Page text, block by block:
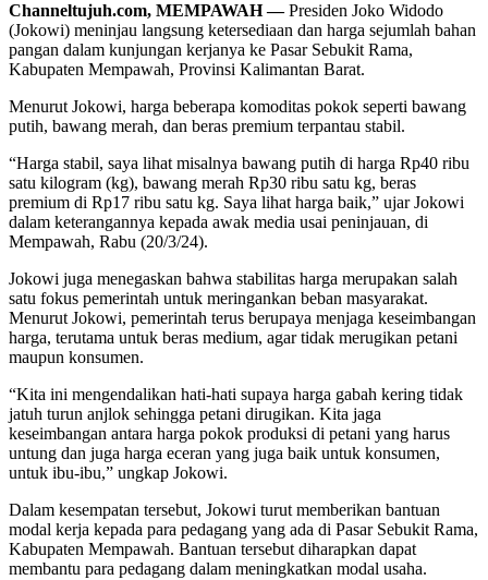
Channeltujuh.com, MEMPAWAH —Presiden Joko Widodo
(Jokowi) meninjau langsung ketersediaan dan harga sejumlah bahan
pangan dalam kunjungan kerjanya ke Pasar Sebukit Rama,
Kabupaten Mempawah, Provinsi Kalimantan Barat.
Menurut Jokowi, harga beberapa komoditas pokok seperti bawang
putih, bawang merah, dan beras premium terpantau stabil.
“Harga stabil, saya lihat misalnya bawang putih di harga Rp40 ribu
satu kilogram (kg), bawang merah Rp30 ribu satu kg, beras
premium di Rp17 ribu satu kg. Saya lihat harga baik,” ujar Jokowi
dalam keterangannya kepada awak media usai peninjauan, di
Mempawah, Rabu (20/3/24).
Jokowi juga menegaskan bahwa stabilitas harga merupakan salah
satu fokus pemerintah untuk meringankan beban masyarakat.
Menurut Jokowi, pemerintah terus berupaya menjaga keseimbangan
harga, terutama untuk beras medium, agar tidak merugikan petani
maupun konsumen.
“Kita ini mengendalikan hati-hati supaya harga gabah kering tidak
jatuh turun anjlok sehingga petani dirugikan. Kita jaga
keseimbangan antara harga pokok produksi di petani yang harus
untung dan juga harga eceran yang juga baik untuk konsumen,
untuk ibu-ibu,” ungkap Jokowi.
Dalam kesempatan tersebut, Jokowi turut memberikan bantuan
modal kerja kepada para pedagang yang ada di Pasar Sebukit Rama,
Kabupaten Mempawah. Bantuan tersebut diharapkan dapat
membantu para pedagang dalam meningkatkan modal usaha.